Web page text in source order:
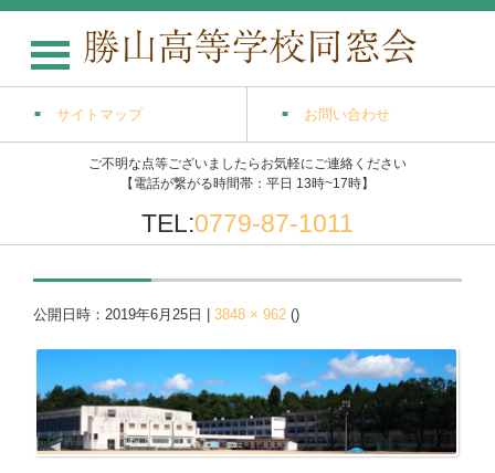
サイトマップ お問い合わせ
ご不明な点等ございましたらお気軽にご連絡ください
【電話が繋がる時間帯：平日 13時~17時】
TEL:0779-87-1011
公開日時： 2019年6月25日 3848 × 962 ()